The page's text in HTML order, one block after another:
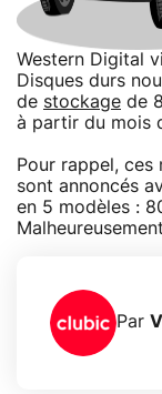
Western Digital
Disques durs
de stockage de
à partir du mois
Pour rappel,
sont annoncés
en 5 modèles :
Par